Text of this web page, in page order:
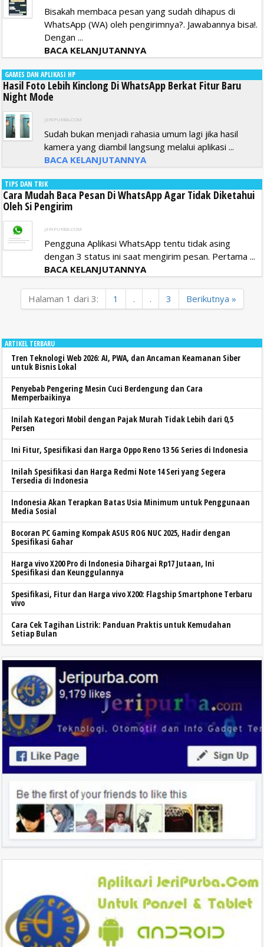
Bisakah membaca pesan yang sudah dihapus di
WhatsApp (WA) oleh pengirimnya?. Jawabannya bisa!.
Dengan ...
BACA KELANJUTANNYA
GAMES DAN APLIKASI HP
Hasil Foto Lebih Kinclong Di WhatsApp Berkat Fitur Baru
Night Mode
JERIPURBA.COM
Sudah bukan menjadi rahasia umum lagi jika hasil
kamera yang diambil langsung melalui aplikasi ...
BACA KELANJUTANNYA
TIPS DAN TRIK
Cara Mudah Baca Pesan Di WhatsApp Agar Tidak Diketahui
Oleh Si Pengirim
JERIPURBA.COM
Pengguna Aplikasi WhatsApp tentu tidak asing
dengan 3 status ini saat mengirim pesan. Pertama ...
BACA KELANJUTANNYA
Halaman 1 dari 3: 1 . . 3 Berikutnya »
ARTIKEL TERBARU
Tren Teknologi Web 2026: AI, PWA, dan Ancaman Keamanan Siber
untuk Bisnis Lokal
Penyebab Pengering Mesin Cuci Berdengung dan Cara
Memperbaikinya
Inilah Kategori Mobil dengan Pajak Murah Tidak Lebih dari 0,5
Persen
Ini Fitur, Spesifikasi dan Harga Oppo Reno 13 5G Series di Indonesia
Inilah Spesifikasi dan Harga Redmi Note 14 Seri yang Segera
Tersedia di Indonesia
Indonesia Akan Terapkan Batas Usia Minimum untuk Penggunaan
Media Sosial
Bocoran PC Gaming Kompak ASUS ROG NUC 2025, Hadir dengan
Spesifikasi Gahar
Harga vivo X200 Pro di Indonesia Dihargai Rp17 Jutaan, Ini
Spesifikasi dan Keunggulannya
Spesifikasi, Fitur dan Harga vivo X200: Flagship Smartphone Terbaru
vivo
Cara Cek Tagihan Listrik: Panduan Praktis untuk Kemudahan
Setiap Bulan